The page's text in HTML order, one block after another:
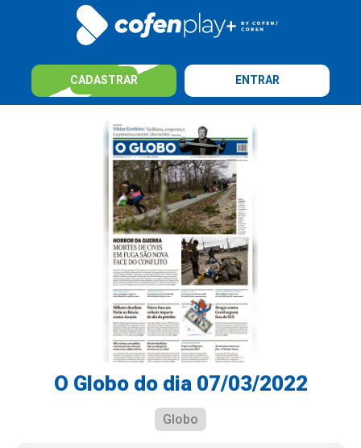
CADASTRAR ENTRAR
O Globo do dia 07/03/2022
Globo